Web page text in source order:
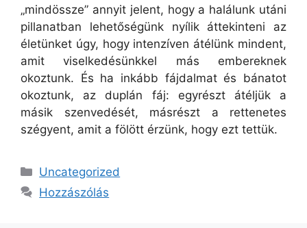
„mindössze” annyit jelent, hogy a halálunk utáni
pillanatban lehetőségünk nyílik áttekinteni az
életünket úgy, hogy intenzíven átélünk mindent,
amit viselkedésünkkel más embereknek
okoztunk. És ha inkább fájdalmat és bánatot
okoztunk, az duplán fáj: egyrészt átéljük a
másik szenvedését, másrészt a rettenetes
szégyent, amit a fölött érzünk, hogy ezt tettük.
Kategória
Uncategorized
Hozzászólás